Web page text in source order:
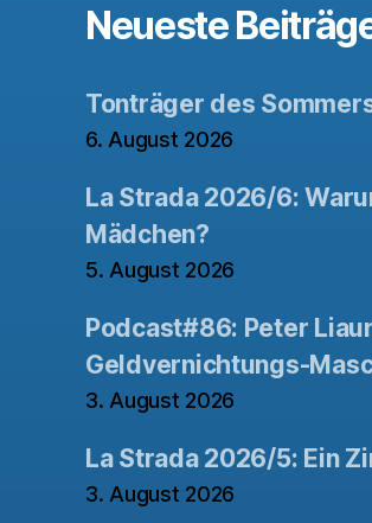
Neueste
Tonträger des
6. August 2026
La Strada 2026/6:
Mädchen?
5. August 2026
Podcast#86: Peter
Geldvernichtungs-
3. August 2026
La Strada 2026/5: Ein
3. August 2026